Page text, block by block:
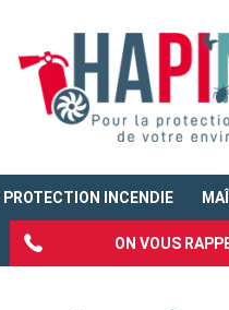
PROTECTION INCENDIE
ON VOUS